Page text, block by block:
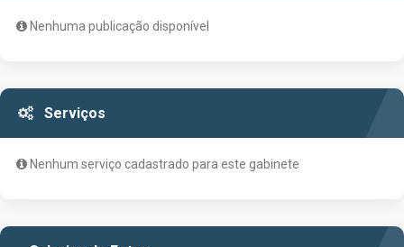
Nenhuma publicação disponível
Serviços
Nenhum serviço cadastrado para este gabinete